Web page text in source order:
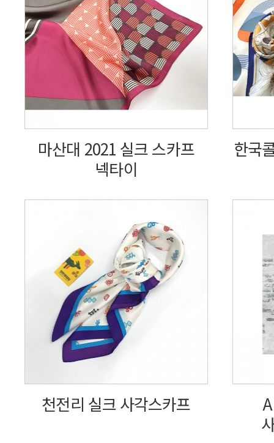
마산대 2021 실크 스카프
넥타이
한국
천전리 실크 사각스카프